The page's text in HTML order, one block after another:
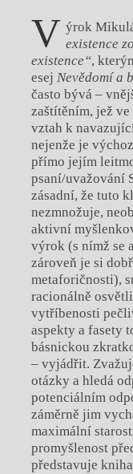
V ýrok
existence
existence“,
esej Nevědomí a
často bývá –
zaštítěním, jež
vztah k
nejenže je
přímo jejím
psaní/uvažování
zásadní, že tuto
nezmnožuje,
aktivní
výrok (s nímž se
zároveň je si
metaforičnosti),
racionálně
vytříbenosti
aspekty a fasety
básnickou
– vyjádřit.
otázky a hledá
potenciálním
záměrně jim
maximální
promyšlenost
představuje